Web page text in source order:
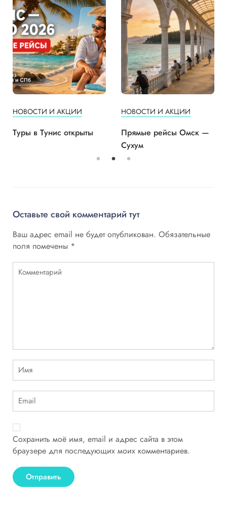
НОВОСТИ И АКЦИИ
Туры в Тунис открыты
НОВОСТИ И АКЦИИ
Прямые рейсы Омск —
Сухум
Оставьте свой комментарий тут
Ваш адрес email не будет опубликован. Обязательные
поля помечены *
Сохранить моё имя, email и адрес сайта в этом
браузере для последующих моих комментариев.